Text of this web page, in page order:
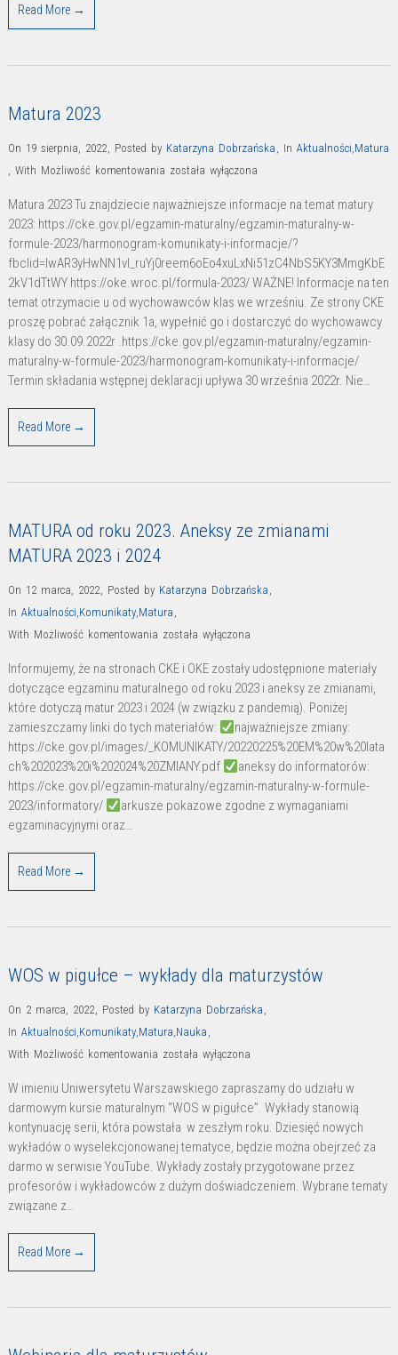
Read More →
Matura 2023
On 19 sierpnia, 2022, Posted by Katarzyna Dobrzańska , In Aktualności,Matura
, With Możliwość komentowania Matura
została wyłączona
Matura 2023 Tu znajdziecie najważniejsze informacje na temat matury
2023: https://cke.gov.pl/egzamin-maturalny/egzamin-maturalny-w-
formule-2023/harmonogram-komunikaty-i-informacje/?
fbclid=IwAR3yHwNN1vl_ruYj0reem6oEo4xuLxNi51zC4NbS5KY3MmgKbE
2kV1dTtWY https://oke.wroc.pl/formula-2023/ WAŻNE! Informacje na ten
temat otrzymacie u od wychowawców klas we wrześniu. Ze strony CKE
proszę pobrać załącznik 1a, wypełnić go i dostarczyć do wychowawcy
klasy do 30.09.2022r .https://cke.gov.pl/egzamin-maturalny/egzamin-
maturalny-w-formule-2023/harmonogram-komunikaty-i-informacje/
Termin składania wstępnej deklaracji upływa 30 września 2022r. Nie…
Read More →
MATURA od roku 2023. Aneksy ze zmianami
MATURA 2023 i 2024
On 12 marca, 2022, Posted by Katarzyna Dobrzańska ,
In Aktualności,Komunikaty,Matura ,
With Możliwość komentowania MATURA
2023.
Aneksy
ze
zmianami
MATURA
2023
została wyłączona
Informujemy, że na stronach CKE i OKE zostały udostępnione materiały
dotyczące egzaminu maturalnego od roku 2023 i aneksy ze zmianami,
które dotyczą matur 2023 i 2024 (w związku z pandemią). Poniżej
zamieszczamy linki do tych materiałów:
najważniejsze zmiany:
https://cke.gov.pl/images/_KOMUNIKATY/20220225%20EM%20w%20lata
ch%202023%20i%202024%20ZMIANY.pdf
aneksy do informatorów:
https://cke.gov.pl/egzamin-maturalny/egzamin-maturalny-w-formule-
2023/informatory/
arkusze pokazowe zgodne z wymaganiami
egzaminacyjnymi oraz…
Read More →
WOS w pigułce – wykłady dla maturzystów
On 2 marca, 2022, Posted by Katarzyna Dobrzańska ,
In Aktualności,Komunikaty,Matura,Nauka ,
With Możliwość komentowania WOS
–
wykłady
dla
maturzystów
została wyłączona
W imieniu Uniwersytetu Warszawskiego zapraszamy do udziału w
darmowym kursie maturalnym “WOS w pigułce”. Wykłady stanowią
kontynuację serii, która powstała w zeszłym roku. Dziesięć nowych
wykładów o wyselekcjonowanej tematyce, będzie można obejrzeć za
darmo w serwisie YouTube. Wykłady zostały przygotowane przez
profesorów i wykładowców z dużym doświadczeniem. Wybrane tematy
związane z…
Read More →